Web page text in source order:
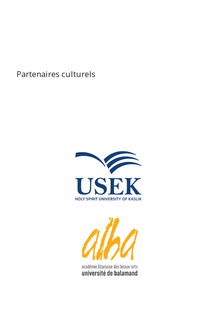
Partenaires culturels